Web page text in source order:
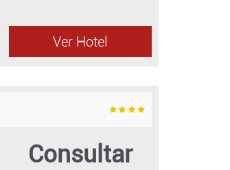
Ver Hotel
Consultar